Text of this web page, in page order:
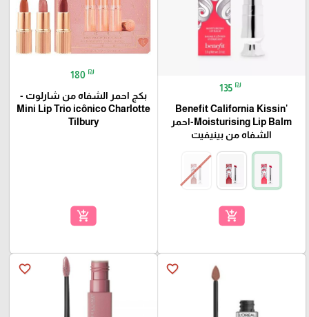
135 ₪
Benefit California Kissin'
Moisturising Lip Balm-احمر
الشفاه من بينيفيت
add_shopping_cart
180 ₪
بكج احمر الشفاه من شارلوت -
Mini Lip Trio icônico Charlotte
Tilbury
add_shopping_cart
favorite_border
favorite_border